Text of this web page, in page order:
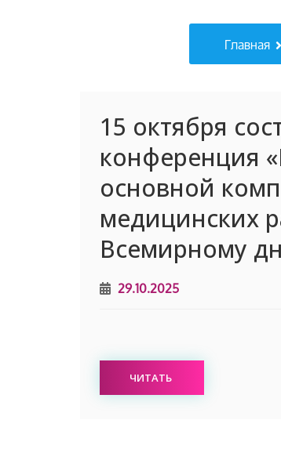
Главная
15 октября
конференция
основной
медицинских
Всемирному
29.10.2025
ЧИТАТЬ